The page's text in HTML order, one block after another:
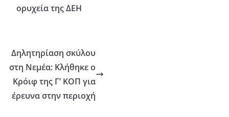
ορυχεία της ΔΕΗ
Δηλητηρίαση σκύλου
στη Νεμέα: Κλήθηκε ο
Κρόιφ της Γ’ ΚΟΠ για
έρευνα στην περιοχή